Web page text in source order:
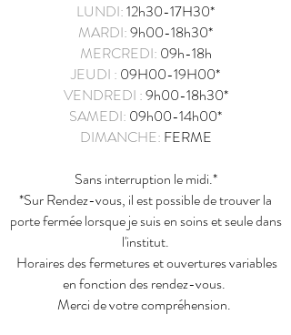
LUNDI:12h30-17H30*
MARDI:9h00-18h30*
MERCREDI: 09h-18h
JEUDI : 09H00-19H00*
VENDREDI :9h00-18h30*
SAMEDI: 09h00-14h00*
DIMANCHE: FERME
Sans interruption le midi.*
*Sur Rendez-vous, il est possible de trouver la
porte fermée lorsque je suis en soins et seule dans
l'institut.
Horaires des fermetures et ouvertures variables
en fonction des rendez-vous.
Merci de votre compréhension.